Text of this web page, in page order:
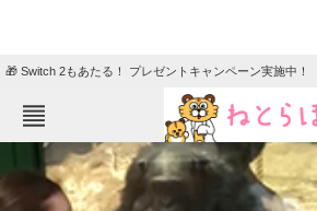
🎁 Switch 2もあたる！ プレゼントキャンペーン実施中！
ねとらぼメニュー
ニュース